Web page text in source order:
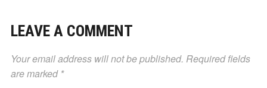
LEAVE A COMMENT
Your email address will not be published. Required fields
are marked *